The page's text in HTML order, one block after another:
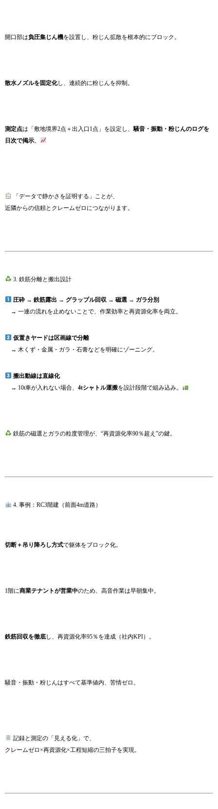
開口部は負圧集じん機を設置し、粉じん拡散を根本的にブロック。
散水ノズルを固定化し、連続的に粉じんを抑制。
測定点は「敷地境界2点＋出入口1点」を設定し、騒音・振動・粉じんのログを
日次で掲示。
「データで静かさを証明する」ことが、
近隣からの信頼とクレームゼロにつながります。
3. 鉄筋分離と搬出設計
圧砕 → 鉄筋露出 → グラップル回収 → 磁選 → ガラ分別
→ 一連の流れを止めないことで、作業効率と再資源化率を両立。
仮置きヤードは区画線で分離
→ 木くず・金属・ガラ・石膏などを明確にゾーニング。
搬出動線は直線化
→ 10t車が入れない場合、 4tシャトル運搬を設計段階で組み込み。
鉄筋の磁選とガラの粒度管理が、“再資源化率90％超え”の鍵。
4. 事例：RC3階建（前面4m道路）
切断＋吊り降ろし方式で躯体をブロック化。
1階に商業テナントが営業中のため、高音作業は早朝集中。
鉄筋回収を徹底し、再資源化率95％を達成（社内KPI）。
騒音・振動・粉じんはすべて基準値内、苦情ゼロ。
記録と測定の「見える化」で、
クレームゼロ×再資源化×工程短縮の三拍子を実現。